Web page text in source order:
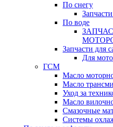
По снегу
По воде
Запчасти для
Для
ГСМ
Масло
Масло
Уход за
Масло
Смазочные
Системы